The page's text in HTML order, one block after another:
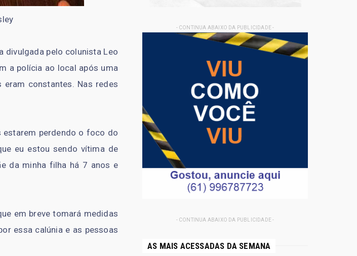
divulgada pelo colunista Leo
a polícia ao local após uma
constantes. Nas redes
estarem perdendo o foco do
eu estou sendo vítima de
da minha filha há 7 anos e
em breve tomará medidas
essa calúnia e as pessoas
- CONTINUA ABAIXO DA PUBLICIDADE -
- CONTINUA ABAIXO DA PUBLICIDADE -
AS MAIS ACESSADAS DA SEMANA